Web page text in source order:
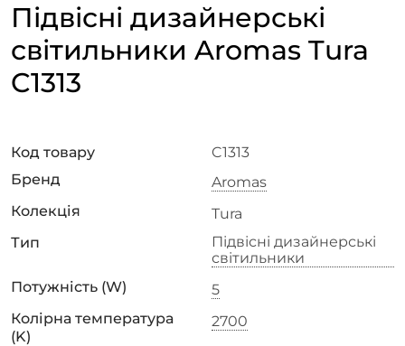
Підвісні дизайнерські
світильники Aromas Tura
C1313
Код товару
C1313
Бренд
Aromas
Колекція
Tura
Тип
Підвісні дизайнерські
світильники
Потужність (W)
5
Колірна температура
(K)
2700